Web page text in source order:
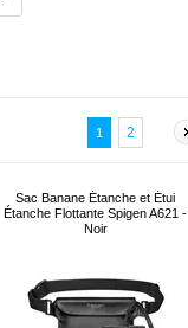
1 2
Sac Banane Étanche et Étui
Étanche Flottante Spigen A621 -
Noir